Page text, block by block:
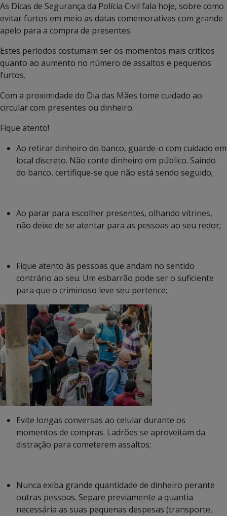
As Dicas de Segurança da Polícia Civil fala hoje, sobre como
evitar furtos em meio as datas comemorativas com grande
apelo para a compra de presentes.
Estes períodos costumam ser os momentos mais críticos
quanto ao aumento no número de assaltos e pequenos
furtos.
Com a proximidade do Dia das Mães tome cuidado ao
circular com presentes ou dinheiro.
Fique atento!
Ao retirar dinheiro do banco, guarde-o com cuidado em
local discreto. Não conte dinheiro em público. Saindo
do banco, certifique-se que não está sendo seguido;
Ao parar para escolher presentes, olhando vitrines,
não deixe de se atentar para as pessoas ao seu redor;
Fique atento às pessoas que andam no sentido
contrário ao seu. Um esbarrão pode ser o suficiente
para que o criminoso leve seu pertence;
Evite longas conversas ao celular durante os
momentos de compras. Ladrões se aproveitam da
distração para cometerem assaltos;
Nunca exiba grande quantidade de dinheiro perante
outras pessoas. Separe previamente a quantia
necessária as suas pequenas despesas (transporte,